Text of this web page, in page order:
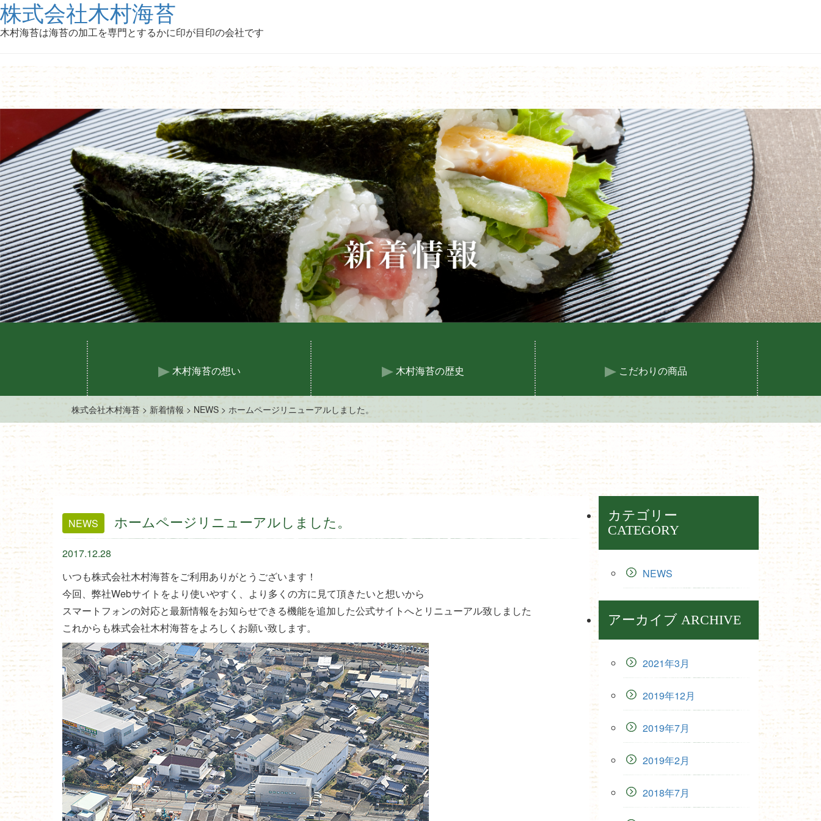
株式会社木村海苔
木村海苔は海苔の加工を専門とするかに印が目印の会社です
木村海苔の想い 木村海苔の歴史 こだわりの商品
株式会社木村海苔 > 新着情報 > NEWS > ホームページリニューアルしました。
NEWS ホームページリニューアルしました。
2017.12.28
いつも株式会社木村海苔をご利用ありがとうございます！
今回、弊社Webサイトをより使いやすく、より多くの方に見て頂きたいと想いから
スマートフォンの対応と最新情報をお知らせできる機能を追加した公式サイトへとリニューアル致しました
これからも株式会社木村海苔をよろしくお願い致します。
カテゴリー
CATEGORY
NEWS
アーカイブ ARCHIVE
2021年3月
2019年12月
2019年7月
2019年2月
2018年7月